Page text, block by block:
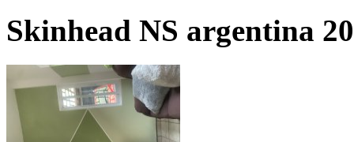
Skinhead NS argentina